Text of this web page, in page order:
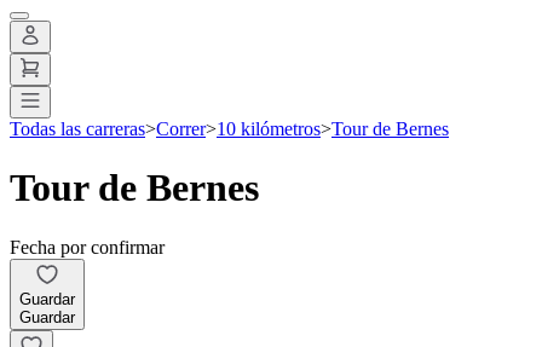
Todas las carreras>Correr>10 kilómetros>Tour de Bernes
Tour de Bernes
Fecha por confirmar
Guardar
Guardar